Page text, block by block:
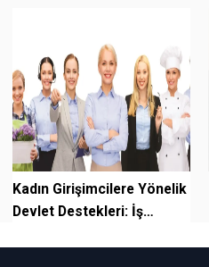
Kadın Girişimcilere Yönelik
Devlet Destekleri: İş